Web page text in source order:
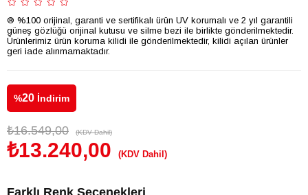
® %100 orijinal, garanti ve sertifikalı ürün UV korumalı ve 2 yıl garantili
güneş gözlüğü orijinal kutusu ve silme bezi ile birlikte gönderilmektedir.
Ürünlerimiz ürün koruma kilidi ile gönderilmektedir, kilidi açılan ürünler
geri iade alınmamaktadır.
%20 İndirim
₺16.549,00 (KDV Dahil)
₺13.240,00 (KDV Dahil)